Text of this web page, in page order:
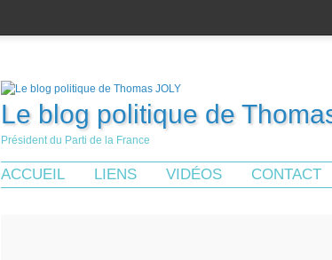
Le blog politique de
Président du Parti de la France
ACCUEIL LIENS VIDÉOS CONTACT